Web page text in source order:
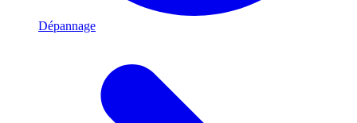
Dépannage